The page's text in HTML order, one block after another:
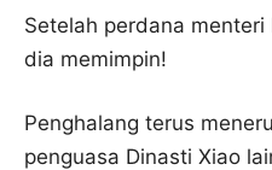
Setelah perdana
dia memimpin!
Penghalang terus
penguasa Dinasti Xiao